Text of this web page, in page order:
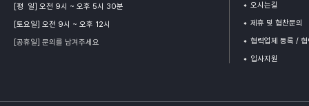
[평 일] 오전 9시 ~ 오후 5시 30분
[토요일] 오전 9시 ~ 오후 12시
[공휴일] 문의를 남겨주세요
오시는길
제휴 및 협찬문의
협력업체 등록 /
입사지원